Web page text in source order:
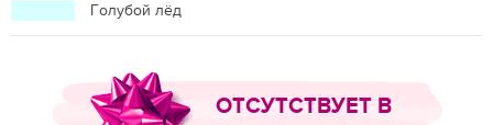
Голубой лёд
ОТСУТСТВУЕТ В